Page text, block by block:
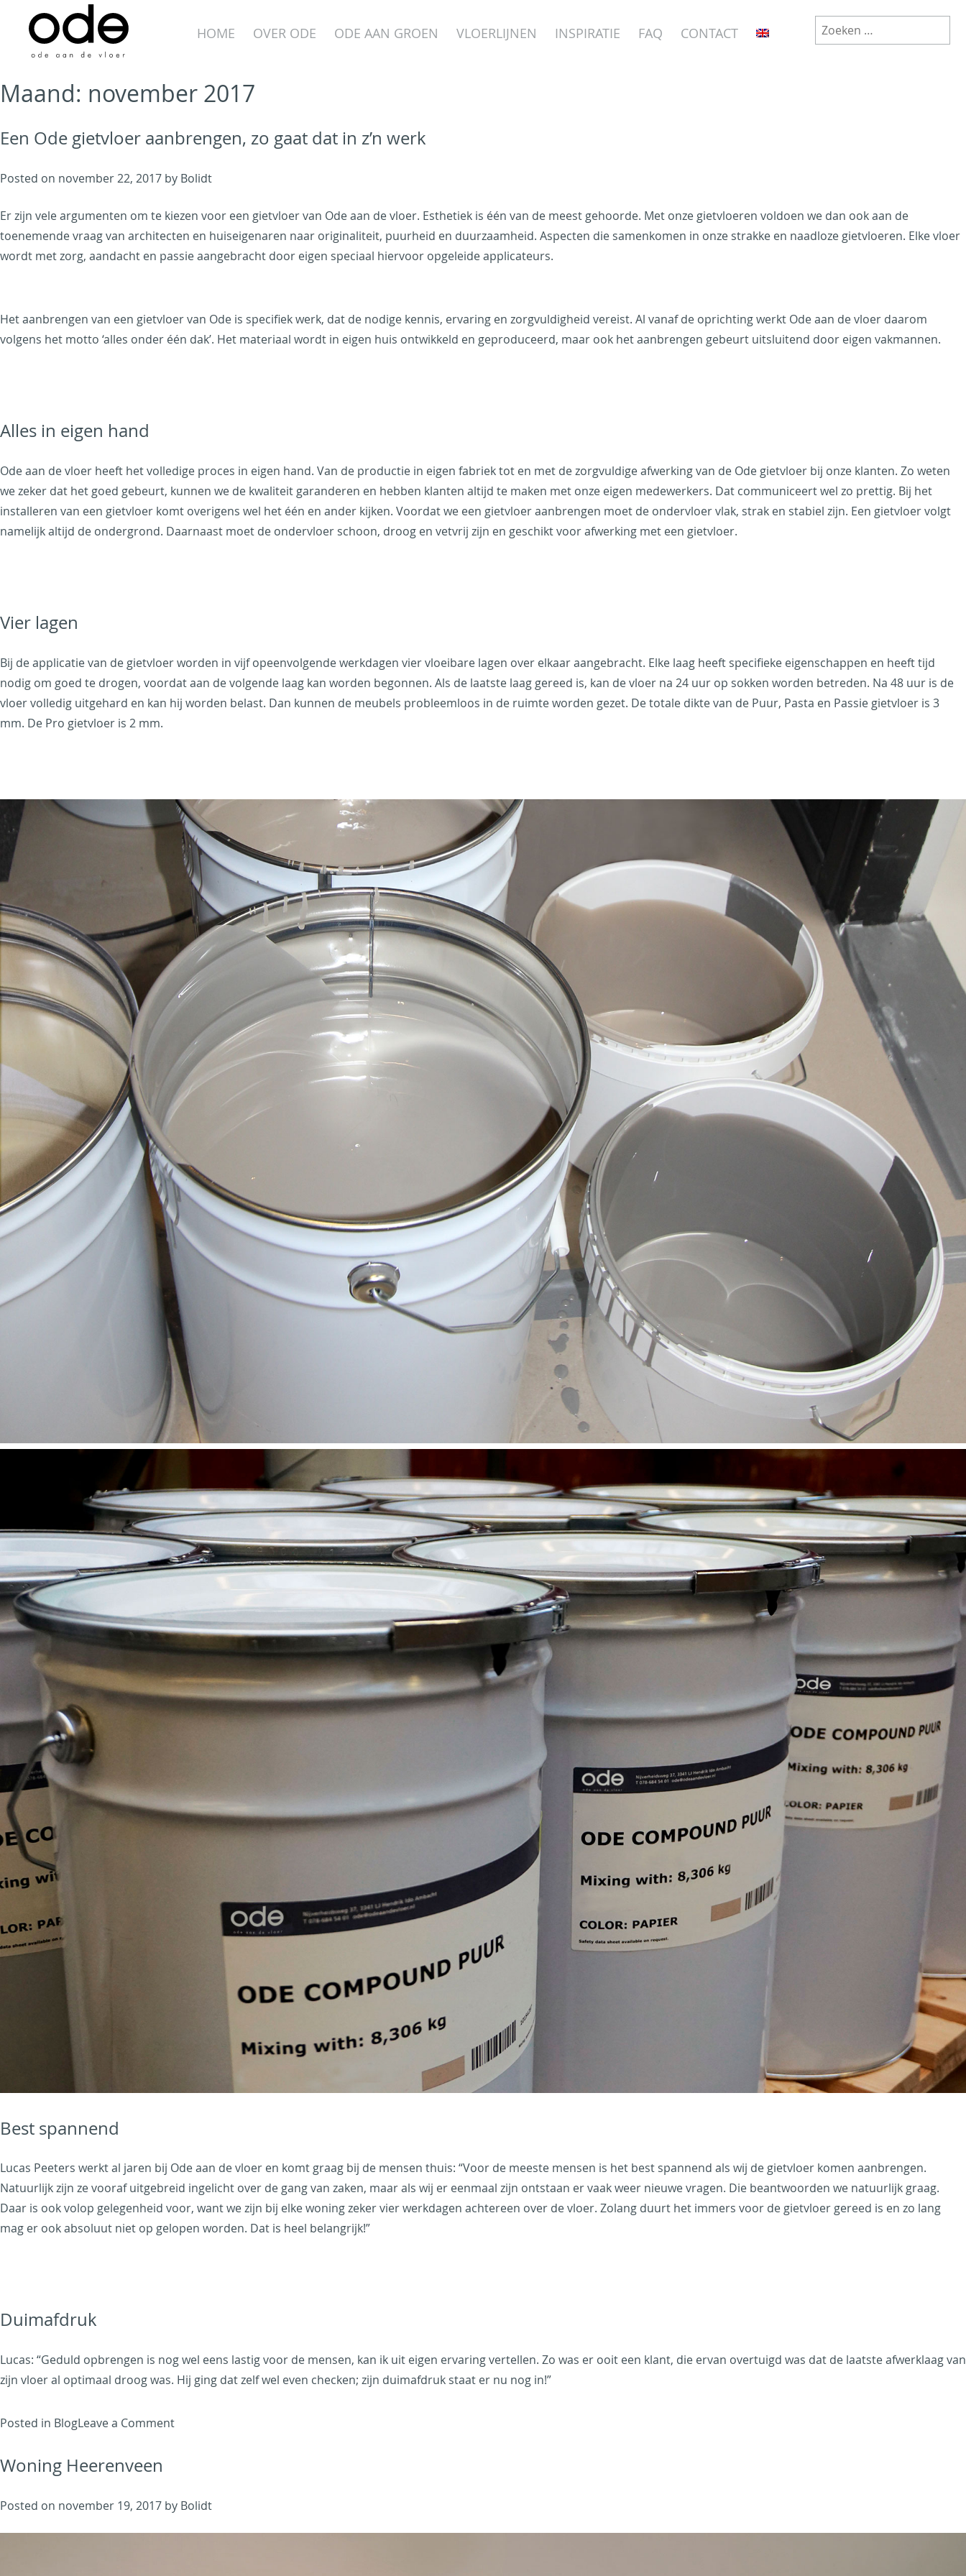
content
site
HOME OVER ODE ODE AAN GROEN VLOERLIJNEN INSPIRATIE FAQ CONTACT
Zoeken
naar:
Maand: november 2017
Een Ode gietvloer aanbrengen, zo gaat dat in z’n werk
Posted on november 22, 2017 by Bolidt
Er zijn vele argumenten om te kiezen voor een gietvloer van Ode aan de vloer. Esthetiek is één van de meest gehoorde. Met onze gietvloeren voldoen we dan ook aan de
toenemende vraag van architecten en huiseigenaren naar originaliteit, puurheid en duurzaamheid. Aspecten die samenkomen in onze strakke en naadloze gietvloeren. Elke vloer
wordt met zorg, aandacht en passie aangebracht door eigen speciaal hiervoor opgeleide applicateurs.
​Het aanbrengen van een gietvloer van Ode is specifiek werk, dat de nodige kennis, ervaring en zorgvuldigheid vereist. Al vanaf de oprichting werkt Ode aan de vloer daarom
volgens het motto ‘alles onder één dak’. Het materiaal wordt in eigen huis ontwikkeld en geproduceerd, maar ook het aanbrengen gebeurt uitsluitend door eigen vakmannen.
Alles in eigen hand
Ode aan de vloer heeft het volledige proces in eigen hand. Van de productie in eigen fabriek tot en met de zorgvuldige afwerking van de Ode gietvloer bij onze klanten. Zo weten
we zeker dat het goed gebeurt, kunnen we de kwaliteit garanderen en hebben klanten altijd te maken met onze eigen medewerkers. Dat communiceert wel zo prettig. Bij het
installeren van een gietvloer komt overigens wel het één en ander kijken. Voordat we een gietvloer aanbrengen moet de ondervloer vlak, strak en stabiel zijn. Een gietvloer volgt
namelijk altijd de ondergrond. Daarnaast moet de ondervloer schoon, droog en vetvrij zijn en geschikt voor afwerking met een gietvloer.
Vier lagen
Bij de applicatie van de gietvloer worden in vijf opeenvolgende werkdagen vier vloeibare lagen over elkaar aangebracht. Elke laag heeft specifieke eigenschappen en heeft tijd
nodig om goed te drogen, voordat aan de volgende laag kan worden begonnen. Als de laatste laag gereed is, kan de vloer na 24 uur op sokken worden betreden. Na 48 uur is de
vloer volledig uitgehard en kan hij worden belast. Dan kunnen de meubels probleemloos in de ruimte worden gezet. De totale dikte van de Puur, Pasta en Passie gietvloer is 3
mm. De Pro gietvloer is 2 mm.
Best spannend
Lucas Peeters werkt al jaren bij Ode aan de vloer en komt graag bij de mensen thuis: “Voor de meeste mensen is het best spannend als wij de gietvloer komen aanbrengen.
Natuurlijk zijn ze vooraf uitgebreid ingelicht over de gang van zaken, maar als wij er eenmaal zijn ontstaan er vaak weer nieuwe vragen. Die beantwoorden we natuurlijk graag.
Daar is ook volop gelegenheid voor, want we zijn bij elke woning zeker vier werkdagen achtereen over de vloer. Zolang duurt het immers voor de gietvloer gereed is en zo lang
mag er ook absoluut niet op gelopen worden. Dat is heel belangrijk!”
Duimafdruk
Lucas: “Geduld opbrengen is nog wel eens lastig voor de mensen, kan ik uit eigen ervaring vertellen. Zo was er ooit een klant, die ervan overtuigd was dat de laatste afwerklaag van
zijn vloer al optimaal droog was. Hij ging dat zelf wel even checken; zijn duimafdruk staat er nu nog in!”
Posted in BlogLeave a Commenton
aanbrengen,
Woning Heerenveen
Posted on november 19, 2017 by Bolidt